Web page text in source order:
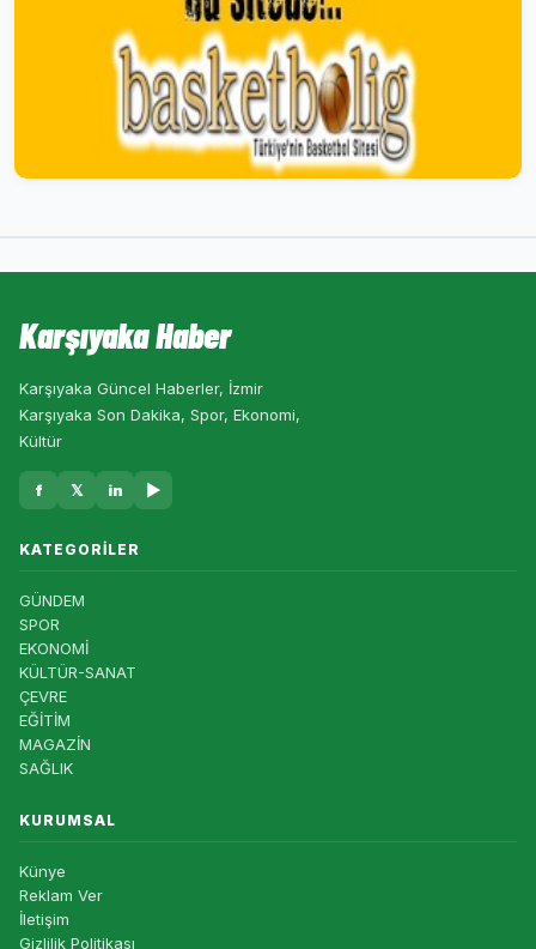
Karşıyaka Haber
Karşıyaka Güncel Haberler, İzmir
Karşıyaka Son Dakika, Spor, Ekonomi,
Kültür
f 𝕏 in ▶
KATEGORILER
GÜNDEM
SPOR
EKONOMİ
KÜLTÜR-SANAT
ÇEVRE
EĞİTİM
MAGAZİN
SAĞLIK
KURUMSAL
Künye
Reklam Ver
İletişim
Gizlilik Politikası